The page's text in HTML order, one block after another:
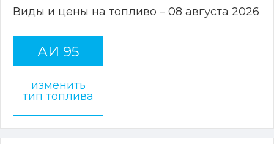
Виды и цены на топливо – 08 августа 2026
АИ 95
изменить
тип топлива